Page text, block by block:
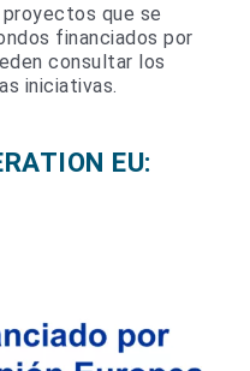
que se
financiados por
consultar los
iniciativas.
EU: